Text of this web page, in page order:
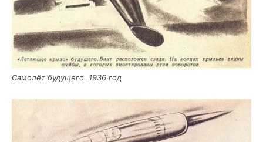
Само­лёт буду­ще­го. 1936 год